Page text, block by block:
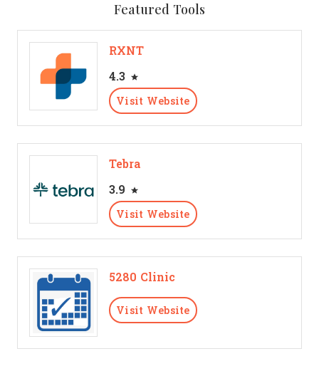
Featured Tools
RXNT
4.3
Visit Website
Tebra
3.9
Visit Website
5280 Clinic
Visit Website